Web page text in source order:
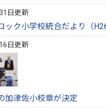
日更新
ック小学校統合だより（
日更新
加津佐小校章が決定